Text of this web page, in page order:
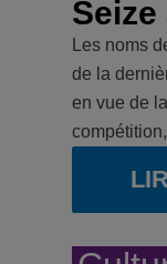
Les noms
de la
en vue de